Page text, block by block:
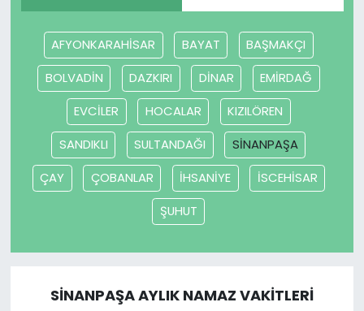
AFYONKARAHİSAR BAYAT
BAŞMAKÇI
BOLVADİN
DAZKIRI DİNAR
EMİRDAĞ
EVCİLER
HOCALAR
KIZILÖREN
SANDIKLI
SULTANDAĞI
SİNANPAŞA
ÇAY
ÇOBANLAR İHSANİYE
İSCEHİSAR
ŞUHUT
SİNANPAŞA AYLIK NAMAZ VAKITLERI